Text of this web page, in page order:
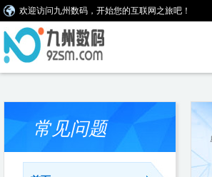
欢迎访问九州数码，开始您的互联网之旅吧！
常见问题